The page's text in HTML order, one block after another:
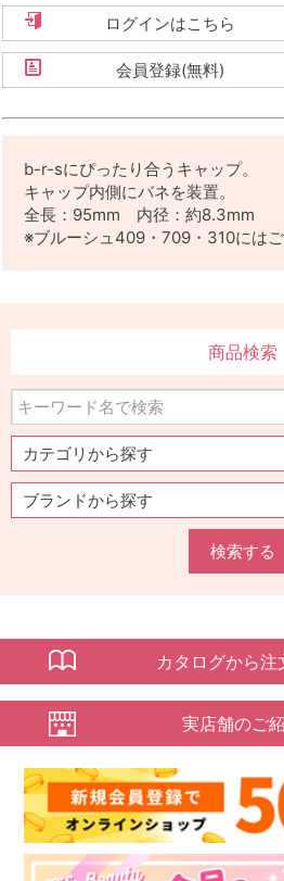
ログインはこちら
会員登録(無料)
b-r-sにぴったり合うキャップ。
キャップ内側にバネを装置。
全長：95mm 内径：約8.3mm
※ブルーシュ409・709・310にはご
商品検索
検索する
カタログから注
実店舗のご